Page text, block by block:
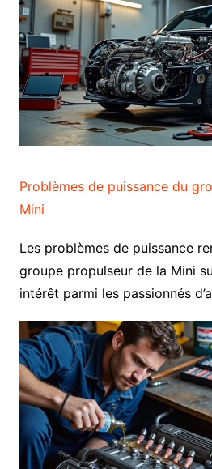
Problèmes de puissance du
Mini
Les problèmes de puissance
groupe propulseur de la Mini
intérêt parmi les passionnés